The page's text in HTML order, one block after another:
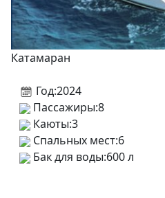
Катамаран
Год:2024
Пассажиры:8
Каюты:3
Спальных мест:6
Бак для воды:600 л